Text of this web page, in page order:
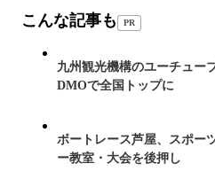
こんな記事も PR
九州観光機構のユーチュー
DMOで全国トップに
ボートレース芦屋、スポ
ー教室・大会を後押し